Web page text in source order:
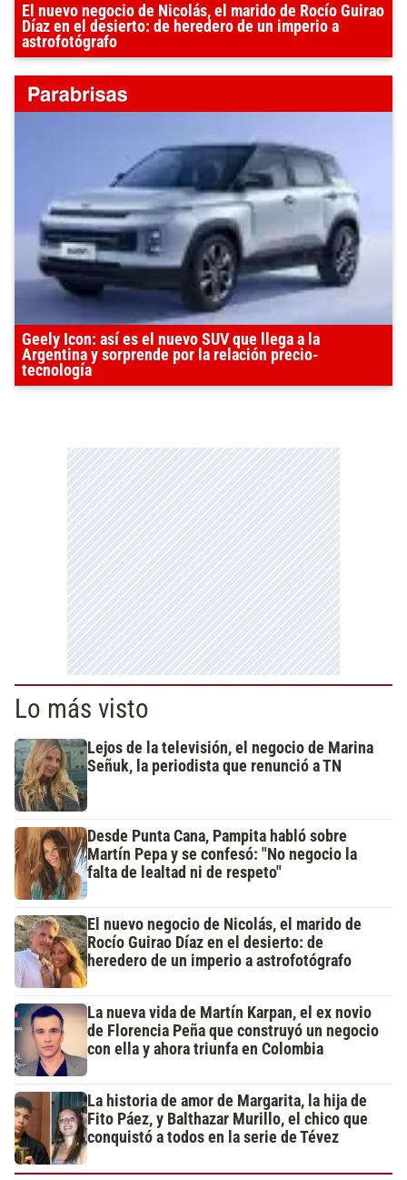
El nuevo negocio de Nicolás, el marido de Rocío Guirao
Díaz en el desierto: de heredero de un imperio a
astrofotógrafo
Geely Icon: así es el nuevo SUV que llega a la
Argentina y sorprende por la relación precio-
tecnología
Lo más visto
Lejos de la televisión, el negocio de Marina
Señuk, la periodista que renunció a TN
Desde Punta Cana, Pampita habló sobre
Martín Pepa y se confesó: "No negocio la
falta de lealtad ni de respeto"
El nuevo negocio de Nicolás, el marido de
Rocío Guirao Díaz en el desierto: de
heredero de un imperio a astrofotógrafo
La nueva vida de Martín Karpan, el ex novio
de Florencia Peña que construyó un negocio
con ella y ahora triunfa en Colombia
La historia de amor de Margarita, la hija de
Fito Páez, y Balthazar Murillo, el chico que
conquistó a todos en la serie de Tévez